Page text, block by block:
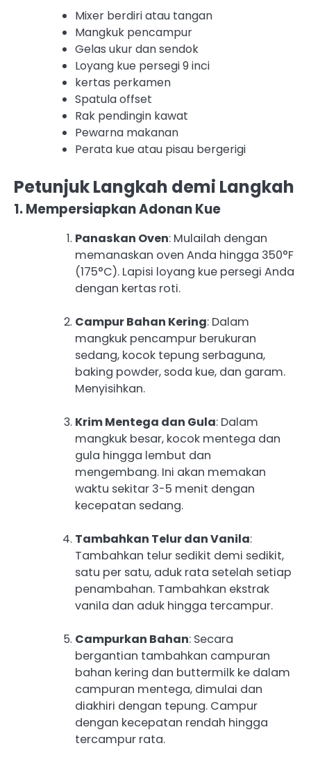
Mixer berdiri atau tangan
Mangkuk pencampur
Gelas ukur dan sendok
Loyang kue persegi 9 inci
kertas perkamen
Spatula offset
Rak pendingin kawat
Pewarna makanan
Perata kue atau pisau bergerigi
Petunjuk Langkah demi Langkah
1. Mempersiapkan Adonan Kue
Panaskan Oven: Mulailah dengan
memanaskan oven Anda hingga 350°F
(175°C). Lapisi loyang kue persegi Anda
dengan kertas roti.
Campur Bahan Kering: Dalam
mangkuk pencampur berukuran
sedang, kocok tepung serbaguna,
baking powder, soda kue, dan garam.
Menyisihkan.
Krim Mentega dan Gula: Dalam
mangkuk besar, kocok mentega dan
gula hingga lembut dan
mengembang. Ini akan memakan
waktu sekitar 3-5 menit dengan
kecepatan sedang.
Tambahkan Telur dan Vanila:
Tambahkan telur sedikit demi sedikit,
satu per satu, aduk rata setelah setiap
penambahan. Tambahkan ekstrak
vanila dan aduk hingga tercampur.
Campurkan Bahan: Secara
bergantian tambahkan campuran
bahan kering dan buttermilk ke dalam
campuran mentega, dimulai dan
diakhiri dengan tepung. Campur
dengan kecepatan rendah hingga
tercampur rata.